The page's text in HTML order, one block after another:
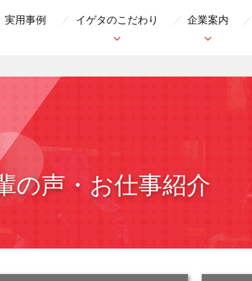
実用事例 イゲタのこだわり 企業案内
の声・お仕事紹介